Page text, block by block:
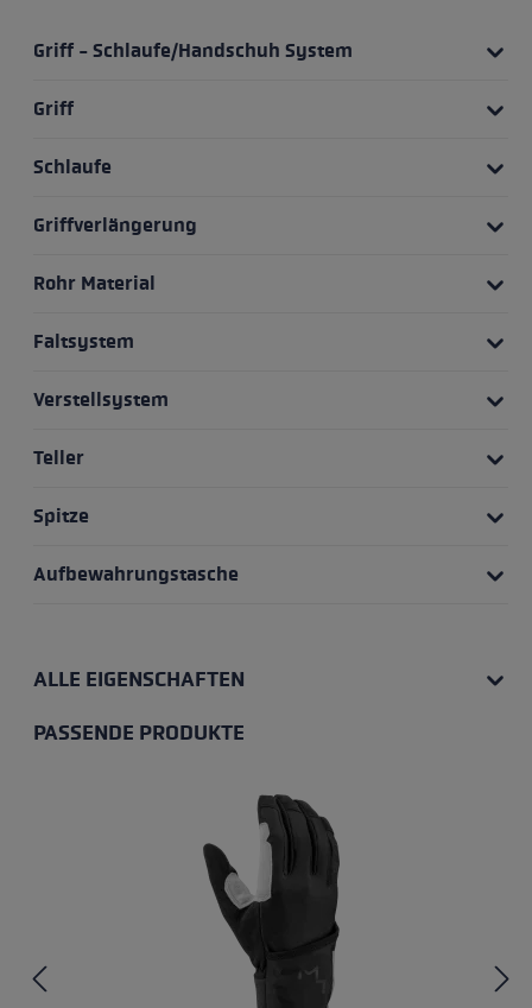
Griff - Schlaufe/Handschuh System
Griff
Schlaufe
Griffverlängerung
Rohr Material
Faltsystem
Verstellsystem
Teller
Spitze
Aufbewahrungstasche
ALLE EIGENSCHAFTEN
PASSENDE PRODUKTE